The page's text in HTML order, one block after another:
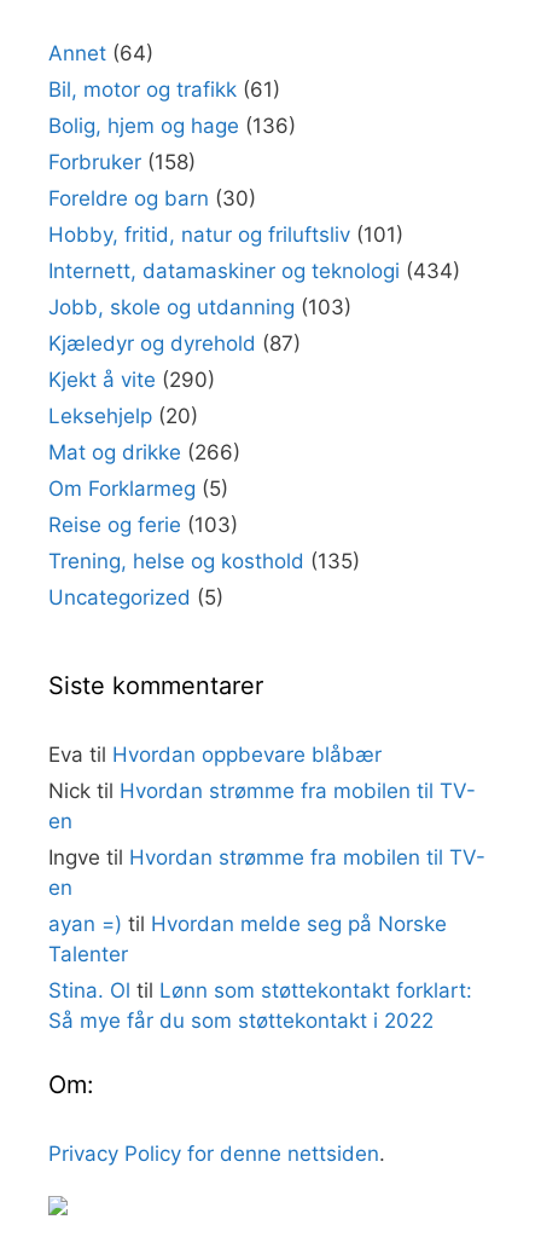
Annet (64)
Bil, motor og trafikk (61)
Bolig, hjem og hage (136)
Forbruker (158)
Foreldre og barn (30)
Hobby, fritid, natur og friluftsliv (101)
Internett, datamaskiner og teknologi (434)
Jobb, skole og utdanning (103)
Kjæledyr og dyrehold (87)
Kjekt å vite (290)
Leksehjelp (20)
Mat og drikke (266)
Om Forklarmeg (5)
Reise og ferie (103)
Trening, helse og kosthold (135)
Uncategorized (5)
Siste kommentarer
Eva til Hvordan oppbevare blåbær
Nick til Hvordan strømme fra mobilen til TV-
en
Ingve til Hvordan strømme fra mobilen til TV-
en
ayan =) til Hvordan melde seg på Norske
Talenter
Stina. Ol til Lønn som støttekontakt forklart:
Så mye får du som støttekontakt i 2022
Om:
Privacy Policy for denne nettsiden.